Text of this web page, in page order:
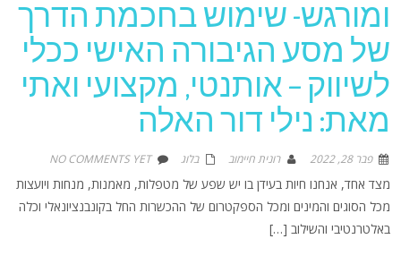
ומורגש- שימוש בחכמת הדרך
של מסע הגיבורה האישי ככלי
לשיווק – אותנטי, מקצועי ואתי
מאת: נילי דור האלה
פבר 28, 2022 רונית חיימוב בלוג NO COMMENTS YET
מצד אחד, אנחנו חיות בעידן בו יש שפע של מטפלות, מאמנות, מנחות ויועצות
מכל הסוגים והמינים ומכל הספקטרום של ההכשרות החל בקונבנציונאלי וכלה
באלטרנטיבי והשילוב […]